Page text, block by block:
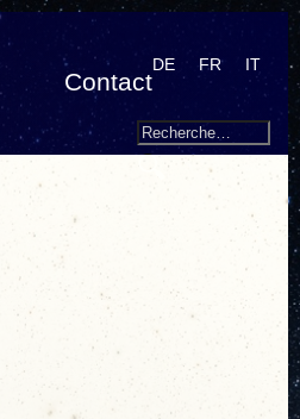
Contact
DE FR IT
Search
Recherche